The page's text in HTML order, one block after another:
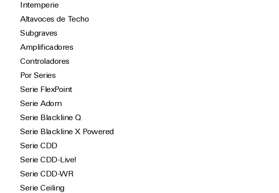
Intemperie
Altavoces de Techo
Subgraves
Amplificadores
Controladores
Por Series
Serie FlexPoint
Serie Adorn
Serie Blackline Q
Serie Blackline X Powered
Serie CDD
Serie CDD-Live!
Serie CDD-WR
Serie Ceiling